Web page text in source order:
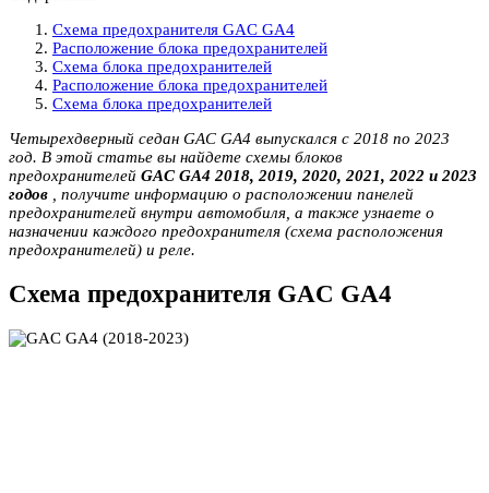
Схема предохранителя GAC GA4
Расположение блока предохранителей
Схема блока предохранителей
Расположение блока предохранителей
Схема блока предохранителей
Четырехдверный седан GAC GA4 выпускался с 2018 по 2023
год. В этой статье вы найдете схемы блоков
предохранителей GAC GA4 2018, 2019, 2020, 2021, 2022 и 2023
годов , получите информацию о расположении панелей
предохранителей внутри автомобиля, а также узнаете о
назначении каждого предохранителя (схема расположения
предохранителей) и реле.
Схема предохранителя GAC GA4